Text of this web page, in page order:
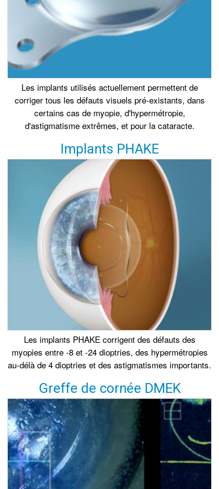
Les implants utilisés actuellement permettent de
corriger tous les défauts visuels pré-existants, dans
certains cas de myopie, d'hypermétropie,
d'astigmatisme extrêmes, et pour la cataracte.
Implants PHAKE
Les implants PHAKE corrigent des défauts des
myopies entre -8 et -24 dioptries, des hypermétropies
au-délà de 4 dioptries et des astigmatismes importants.
Greffe de cornée DMEK